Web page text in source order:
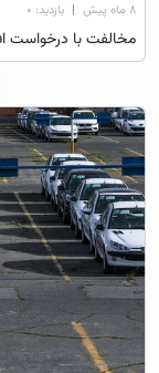
۸ ماه پیش | بازدید: 0
مخالفت با درخواست